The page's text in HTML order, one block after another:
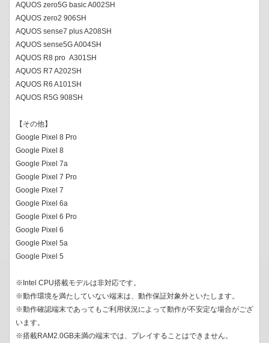
AQUOS zero5G basic A002SH
AQUOS zero2 906SH
AQUOS sense7 plus A208SH
AQUOS sense5G A004SH
AQUOS R8 pro A301SH
AQUOS R7 A202SH
AQUOS R6 A101SH
AQUOS R5G 908SH
【その他】
Google Pixel 8 Pro
Google Pixel 8
Google Pixel 7a
Google Pixel 7 Pro
Google Pixel 7
Google Pixel 6a
Google Pixel 6 Pro
Google Pixel 6
Google Pixel 5a
Google Pixel 5
※Intel CPU搭載モデルは非対応です。
※動作環境を満たしていない端末は、動作保証対象外といたします。
※動作確認端末であってもご利用状況によって動作が不安定な場合がござ
います。
※搭載RAM2.0GB未満の端末では、プレイすることはできません。